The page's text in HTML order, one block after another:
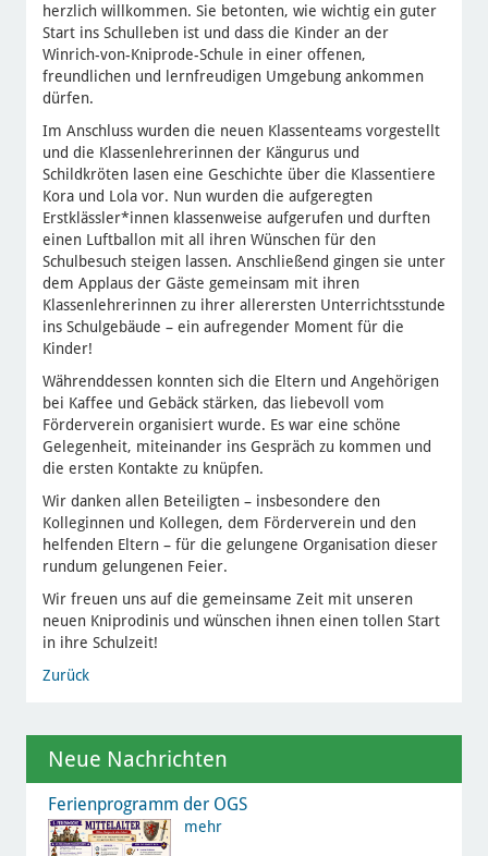
herzlich willkommen. Sie betonten, wie wichtig ein guter
Start ins Schulleben ist und dass die Kinder an der
Winrich-von-Kniprode-Schule in einer offenen,
freundlichen und lernfreudigen Umgebung ankommen
dürfen.
Im Anschluss wurden die neuen Klassenteams vorgestellt
und die Klassenlehrerinnen der Kängurus und
Schildkröten lasen eine Geschichte über die Klassentiere
Kora und Lola vor. Nun wurden die aufgeregten
Erstklässler*innen klassenweise aufgerufen und durften
einen Luftballon mit all ihren Wünschen für den
Schulbesuch steigen lassen. Anschließend gingen sie unter
dem Applaus der Gäste gemeinsam mit ihren
Klassenlehrerinnen zu ihrer allerersten Unterrichtsstunde
ins Schulgebäude – ein aufregender Moment für die
Kinder!
Währenddessen konnten sich die Eltern und Angehörigen
bei Kaffee und Gebäck stärken, das liebevoll vom
Förderverein organisiert wurde. Es war eine schöne
Gelegenheit, miteinander ins Gespräch zu kommen und
die ersten Kontakte zu knüpfen.
Wir danken allen Beteiligten – insbesondere den
Kolleginnen und Kollegen, dem Förderverein und den
helfenden Eltern – für die gelungene Organisation dieser
rundum gelungenen Feier.
Wir freuen uns auf die gemeinsame Zeit mit unseren
neuen Kniprodinis und wünschen ihnen einen tollen Start
in ihre Schulzeit!
Zurück
Neue Nachrichten
Ferienprogramm der OGS
mehr